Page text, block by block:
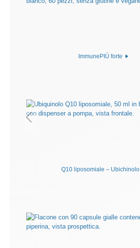
ImmunePIÙ forte
Q10 liposomiale – Ubichinolo